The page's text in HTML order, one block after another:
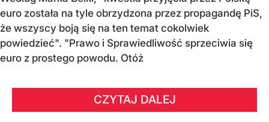
euro została na tyle obrzydzona przez propagandę PiS,
że wszyscy boją się na ten temat cokolwiek
powiedzieć". "Prawo i Sprawiedliwość sprzeciwia się
euro z prostego powodu. Otóż
CZYTAJ DALEJ